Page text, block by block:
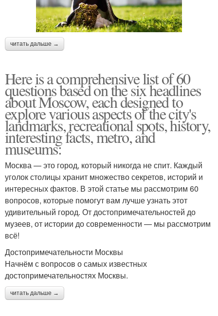
читать дальше →
Here is a comprehensive list of 60
questions based on the six headlines
about Moscow, each designed to
explore various aspects of the city's
landmarks, recreational spots, history,
interesting facts, metro, and
museums:
Москва — это город, который никогда не спит. Каждый
уголок столицы хранит множество секретов, историй и
интересных фактов. В этой статье мы рассмотрим 60
вопросов, которые помогут вам лучше узнать этот
удивительный город. От достопримечательностей до
музеев, от истории до современности — мы рассмотрим
всё!
Достопримечательности Москвы
Начнём с вопросов о самых известных
достопримечательностях Москвы.
читать дальше →